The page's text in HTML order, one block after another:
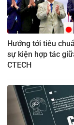
Hướng tới tiêu
sự kiện hợp tác
CTECH